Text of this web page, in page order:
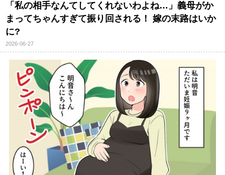
「私の相手なんてしてくれないわよね…」義母がか
まってちゃんすぎて振り回される！ 嫁の末路はいか
に?
2026-06-27